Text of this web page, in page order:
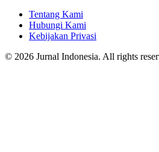
Tentang Kami
Hubungi Kami
Kebijakan Privasi
© 2026 Jurnal Indonesia. All rights